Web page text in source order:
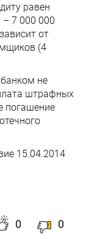
равен
7 000 000
от
(4
не
штрафных
погашение
15.04.2014
0 0